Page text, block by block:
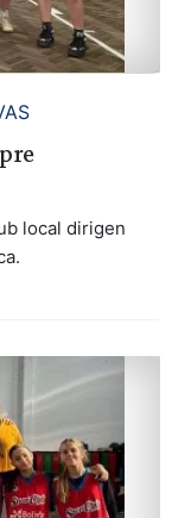
local dirigen